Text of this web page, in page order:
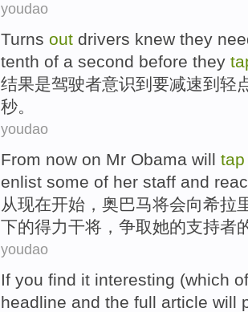
youdao
Turns out drivers knew they
tenth of a second before they
结果是驾驶者意识到 要减速到 轻
秒。
youdao
From now on Mr Obama will tap
enlist some of her staff and
从现在开始， 奥巴马将会向希拉
下的得力干将，争取她的支持者
youdao
If you find it interesting (which
headline and the full article will